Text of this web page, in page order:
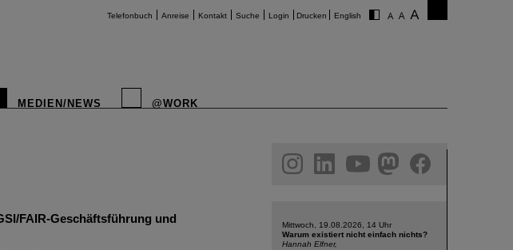
Telefonbuch Anreise Kontakt Suche Login Drucken English
MEDIEN/NEWS @WORK
FAIR-Geschäftsführung und
facebook
Mittwoch, 19.08.2026, 14 Uhr
Warum existiert nicht einfach nichts?
Hannah Elfner,